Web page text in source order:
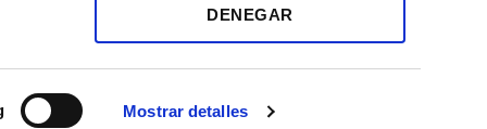
Mostrar detalles
DENEGAR